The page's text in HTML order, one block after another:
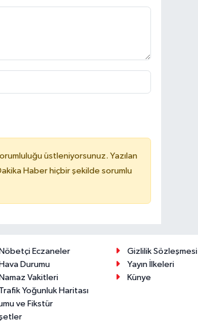
üstleniyorsunuz. Yazılan
Haber hiçbir şekilde sorumlu
Eczaneler
Durumu
Vakitleri
Yoğunluk Haritası
ve Fikstür
Gizlilik Sözleşmesi
Yayın İlkeleri
Künye